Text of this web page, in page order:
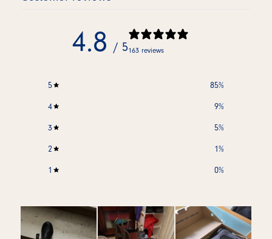
4.8 / 5163 reviews
5 85%
4 9%
3 5%
2 1%
1 0%